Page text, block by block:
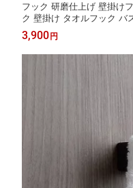
フック 研磨仕上げ 壁掛け
ク 壁掛け タオルフック バ
ガー タオル バスタオル ア
洗面所 洗面 浴室 バスルー
3,900 円